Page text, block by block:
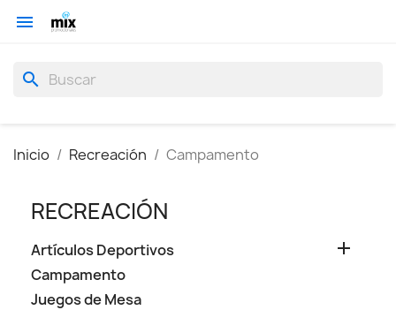

search
Inicio Recreación Campamento
RECREACIÓN
Artículos Deportivos 
Campamento
Juegos de Mesa